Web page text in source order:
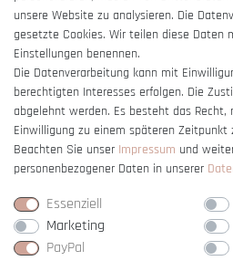
Vertrag
unsere Website zu analysieren. Die
gesetzte Cookies. Wir teilen diese Daten
Einstellungen benennen.
Die Datenverarbeitung kann mit
berechtigten Interesses erfolgen. Die
abgelehnt werden. Es besteht das
Einwilligung zu einem späteren Zeitpunkt
Beachten Sie unser Impressum und
personenbezogener Daten in unserer
Essenziell
Marketing
PayPal